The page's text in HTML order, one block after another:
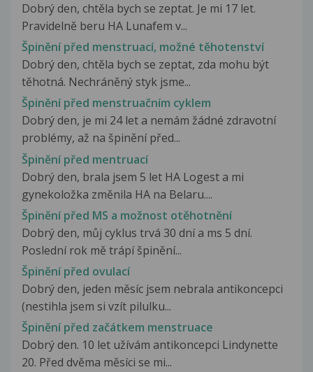
Dobrý den, chtěla bych se zeptat. Je mi 17 let.
Pravidelně beru HA Lunafem v...
Špinění před menstruací, možné těhotenství
Dobrý den, chtěla bych se zeptat, zda mohu být
těhotná. Nechráněný styk jsme...
Špinění před menstruačním cyklem
Dobrý den, je mi 24 let a nemám žádné zdravotní
problémy, až na špinění před...
Špinění před mentruací
Dobrý den, brala jsem 5 let HA Logest a mi
gynekoložka změnila HA na Belaru....
Špinění před MS a možnost otěhotnění
Dobrý den, můj cyklus trvá 30 dní a ms 5 dní.
Poslední rok mě trápí špinění...
Špinění před ovulací
Dobrý den, jeden měsíc jsem nebrala antikoncepci
(nestihla jsem si vzít pilulku...
Špinění před začátkem menstruace
Dobrý den. 10 let užívám antikoncepci Lindynette
20. Před dvěma měsíci se mi...